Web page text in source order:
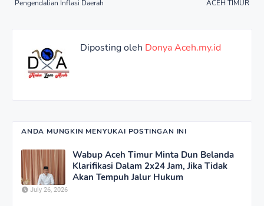
ACEH TIMUR
Pengendalian Inflasi Daerah
Diposting oleh Donya Aceh.my.id
ANDA MUNGKIN MENYUKAI POSTINGAN INI
Wabup Aceh Timur Minta Dun Belanda
Klarifikasi Dalam 2x24 Jam, Jika Tidak
Akan Tempuh Jalur Hukum
July 26, 2026